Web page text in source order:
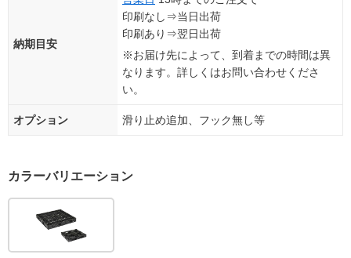
納期目安
印刷なし⇒当日出荷
印刷あり⇒翌日出荷
※お届け先によって、到着までの時間は異
なります。詳しくはお問い合わせくださ
い。
オプション 滑り止め追加、フック無し等
カラーバリエーション